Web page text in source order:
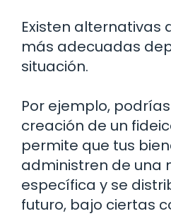
Existen alternativas
más adecuadas
situación.
Por ejemplo,
creación de un
permite que tus
administren de una
específica y se
futuro, bajo ciertas